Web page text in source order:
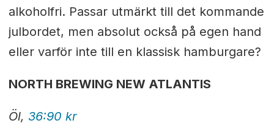
alkoholfri. Passar utmärkt till det kommande
julbordet, men absolut också på egen hand
eller varför inte till en klassisk hamburgare?
NORTH BREWING NEW ATLANTIS
Öl, 36:90 kr